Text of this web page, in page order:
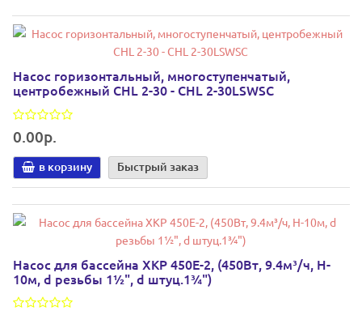
Насос горизонтальный, многоступенчатый,
центробежный CHL 2-30 - CHL 2-30LSWSC
0.00р.
в корзину Быстрый заказ
Насос для бассейна XKP 450E-2, (450Вт, 9.4м³/ч, H-
10м, d резьбы 1½", d штуц.1¾")